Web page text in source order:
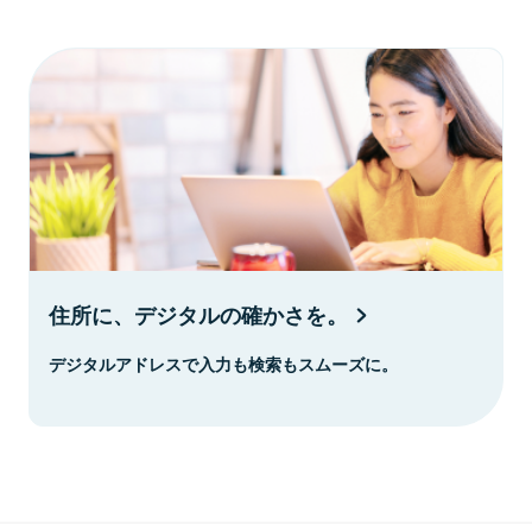
住所に、デジタルの確かさを。
デジタルアドレスで入力も検索もスムーズに。